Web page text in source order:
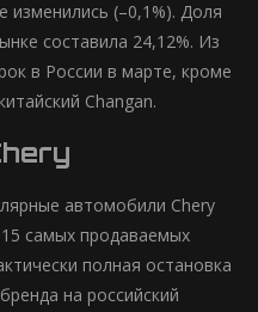
изменились (–0,1%). Доля
составила 24,12%. Из
в России в марте, кроме
Changan.
автомобили Chery
самых продаваемых
полная остановка
на российский